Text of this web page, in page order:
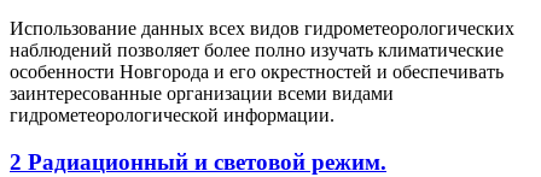
Использование данных всех видов гидрометеорологических
наблюдений позволяет более полно изучать климатические
особенности Новгорода и его окрестностей и обеспечивать
заинтересованные организации всеми видами
гидрометеорологической информации.
2 Радиационный и световой режим.